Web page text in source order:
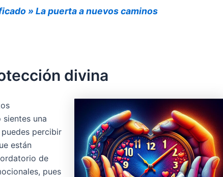
» La puerta a nuevos caminos
divina
una
percibir
están
de
pues